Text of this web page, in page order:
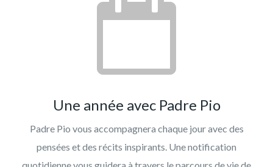
Une année avec Padre Pio
Padre Pio vous accompagnera chaque jour avec des
pensées et des récits inspirants. Une notification
quotidienne vous guidera à travers le parcours de vie de